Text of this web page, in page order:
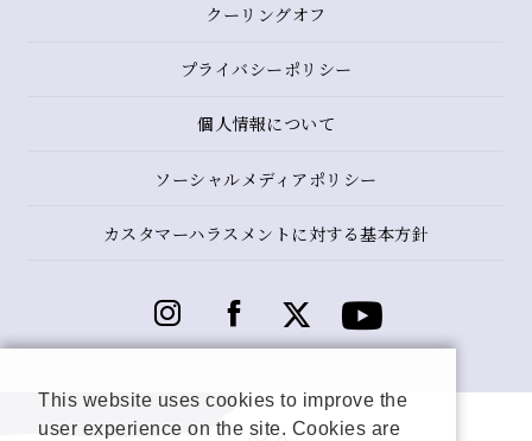
クーリングオフ
プライバシーポリシー
個人情報について
ソーシャルメディアポリシー
カスタマーハラスメントに対する基本方針
This website uses cookies to improve the
user experience on the site. Cookies are